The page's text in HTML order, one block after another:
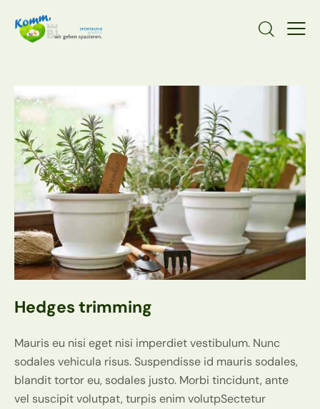
Hedges trimming
Mauris eu nisi eget nisi imperdiet vestibulum. Nunc
sodales vehicula risus. Suspendisse id mauris sodales,
blandit tortor eu, sodales justo. Morbi tincidunt, ante
vel suscipit volutpat, turpis enim volutpSectetur